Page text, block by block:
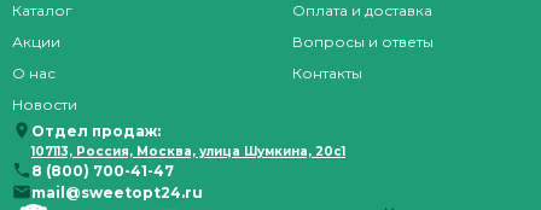
Каталог
Акции
О нас
Новости
Оплата и доставка
Вопросы и ответы
Контакты
Отдел продаж:
107113, Россия, Москва, улица Шумкина, 20с1
8 (800) 700-41-47
mail@sweetopt24.ru